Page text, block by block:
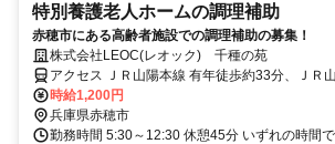
特別養護老人ホームの調理補助
赤穂市にある高齢者施設での調理補助の募集！
株式会社LEOC(レオック) 千種の苑
アクセス ＪＲ山陽本線 有年徒歩約33分、ＪＲ
分、智頭急行 上郡徒歩約70分 有年駅より車7分
時給1,200円
兵庫県赤穂市
勤務時間 5:30～12:30 休憩45分 いずれの時間